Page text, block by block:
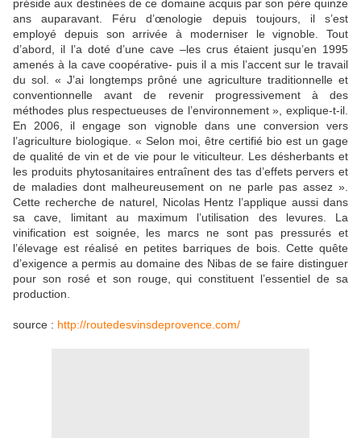
préside aux destinées de ce domaine acquis par son père quinze
ans auparavant. Féru d’œnologie depuis toujours, il s’est
employé depuis son arrivée à moderniser le vignoble. Tout
d’abord, il l’a doté d’une cave –les crus étaient jusqu’en 1995
amenés à la cave coopérative- puis il a mis l’accent sur le travail
du sol. « J’ai longtemps prôné une agriculture traditionnelle et
conventionnelle avant de revenir progressivement à des
méthodes plus respectueuses de l’environnement », explique-t-il.
En 2006, il engage son vignoble dans une conversion vers
l’agriculture biologique. « Selon moi, être certifié bio est un gage
de qualité de vin et de vie pour le viticulteur. Les désherbants et
les produits phytosanitaires entraînent des tas d’effets pervers et
de maladies dont malheureusement on ne parle pas assez ».
Cette recherche de naturel, Nicolas Hentz l’applique aussi dans
sa cave, limitant au maximum l’utilisation des levures. La
vinification est soignée, les marcs ne sont pas pressurés et
l’élevage est réalisé en petites barriques de bois. Cette quête
d’exigence a permis au domaine des Nibas de se faire distinguer
pour son rosé et son rouge, qui constituent l’essentiel de sa
production.
source : http://routedesvinsdeprovence.com/